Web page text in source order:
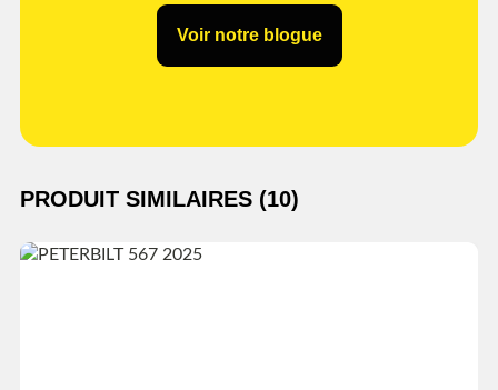
Voir notre blogue
PRODUIT SIMILAIRES (10)